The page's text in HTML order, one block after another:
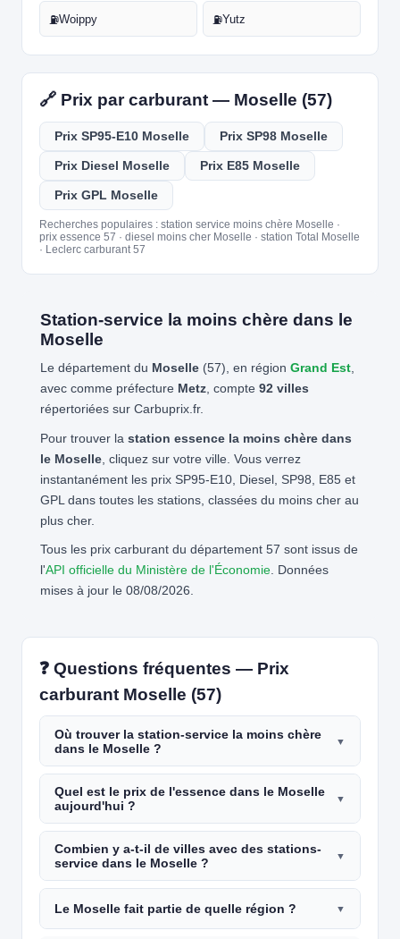
⛽Woippy ⛽Yutz
🔗 Prix par carburant — Moselle (57)
Prix SP95-E10 Moselle Prix SP98 Moselle
Prix Diesel Moselle Prix E85 Moselle
Prix GPL Moselle
Recherches populaires : station service moins chère Moselle ·
prix essence 57 · diesel moins cher Moselle · station Total Moselle
· Leclerc carburant 57
Station-service la moins chère dans le
Moselle
Le département du Moselle(57), en région Grand Est,
avec comme préfecture Metz, compte 92 villes
répertoriées sur Carbuprix.fr.
Pour trouver la station essence la moins chère dans
le Moselle, cliquez sur votre ville. Vous verrez
instantanément les prix SP95-E10, Diesel, SP98, E85 et
GPL dans toutes les stations, classées du moins cher au
plus cher.
Tous les prix carburant du département 57 sont issus de
l'API officielle du Ministère de l'Économie. Données
mises à jour le 08/08/2026.
❓ Questions fréquentes — Prix
carburant Moselle (57)
Où trouver la station-service la moins chère
dans le Moselle ?
Quel est le prix de l'essence dans le Moselle
aujourd'hui ?
Combien y a-t-il de villes avec des stations-
service dans le Moselle ?
Le Moselle fait partie de quelle région ?